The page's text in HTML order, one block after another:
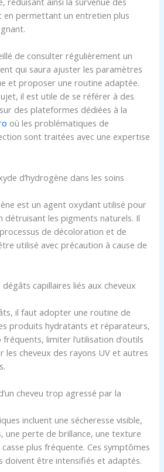
en permettant un entretien plus
de consulter régulièrement un
qui saura ajuster les paramètres
et proposer une routine adaptée.
il est utile de se référer à des
des plateformes dédiées à la
où les problématiques de
sont traitées avec une expertise
d’hydrogène dans les soins
est un agent oxydant utilisé pour
détruisant les pigments naturels. Il
de décoloration et de
utilisé avec précaution à cause de
capillaires liés aux cheveux
il faut adopter une routine de
produits hydratants et réparateurs,
limiter l’utilisation d’outils
cheveux des rayons UV et autres
cheveu trop agressé par la
incluent une sécheresse visible,
une perte de brillance, une texture
casse plus fréquente. Ces symptômes
doivent être intensifiés et adaptés.